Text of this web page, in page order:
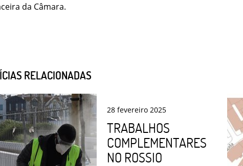
da Câmara.
RELACIONADAS
28 fevereiro 2025
TRABALHOS
COMPLEMENTARES
NO ROSSIO